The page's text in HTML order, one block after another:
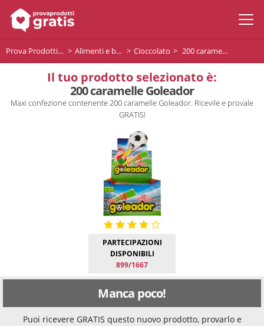
Prova Prodotti Gratis Alimenti e bevande Cioccolato 200 caramelle Goleador
Il tuo prodotto selezionato è:
200 caramelle Goleador
Maxi confezione contenente 200 caramelle Goleador. Ricevile e provale
GRATIS!
PARTECIPAZIONI
DISPONIBILI
899/1667
Manca poco!
Puoi ricevere GRATIS questo nuovo prodotto, provarlo e